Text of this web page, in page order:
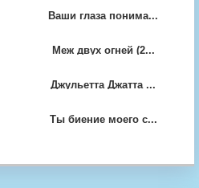
Ваши глаза понима...
Меж двух огней (2...
Джульетта Джатта ...
Ты биение моего с...